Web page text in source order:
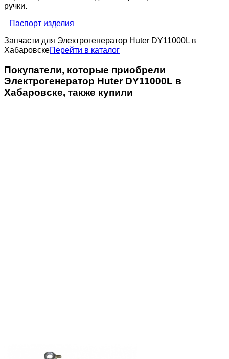
ручки.
Паспорт изделия
Запчасти для Электрогенератор Huter DY11000L в
ХабаровскеПерейти в каталог
Покупатели, которые приобрели
Электрогенератор Huter DY11000L в
Хабаровске, также купили